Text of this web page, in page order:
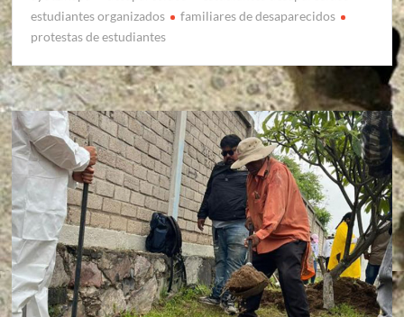
estudiantes organizados
familiares de desaparecidos
protestas de estudiantes